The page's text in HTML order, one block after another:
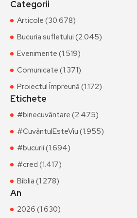
Categorii
Articole (30.678)
Bucuria sufletului (2.045)
Evenimente (1.519)
Comunicate (1.371)
Proiectul Împreună (1.172)
Etichete
#binecuvântare (2.475)
#CuvântulEsteViu (1.955)
#bucurii (1.694)
#cred (1.417)
Biblia (1.278)
An
2026 (1.630)